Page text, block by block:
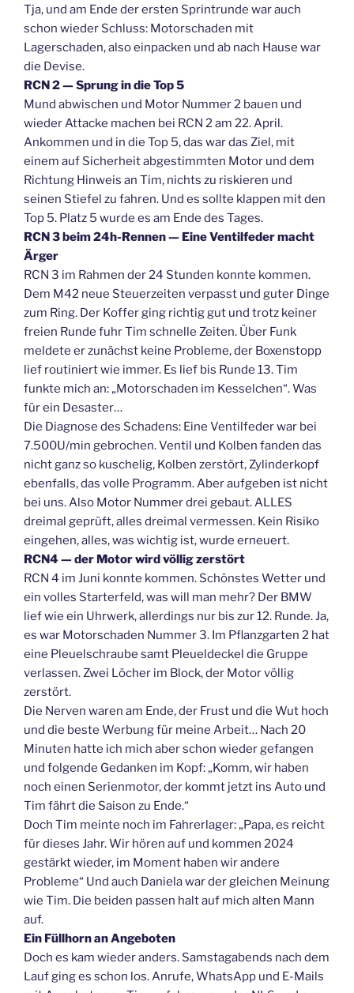
Tja, und am Ende der ersten Sprintrunde war auch
schon wieder Schluss: Motorschaden mit
Lagerschaden, also einpacken und ab nach Hause war
die Devise.
RCN 2 — Sprung in die Top 5
Mund abwischen und Motor Nummer 2 bauen und
wieder Attacke machen bei RCN 2 am 22. April.
Ankommen und in die Top 5, das war das Ziel, mit
einem auf Sicherheit abgestimmten Motor und dem
Richtung Hinweis an Tim, nichts zu riskieren und
seinen Stiefel zu fahren. Und es sollte klappen mit den
Top 5. Platz 5 wurde es am Ende des Tages.
RCN 3 beim 24h-Rennen — Eine Ventilfeder macht
Ärger
RCN 3 im Rahmen der 24 Stunden konnte kommen.
Dem M42 neue Steuerzeiten verpasst und guter Dinge
zum Ring. Der Koffer ging richtig gut und trotz keiner
freien Runde fuhr Tim schnelle Zeiten. Über Funk
meldete er zunächst keine Probleme, der Boxenstopp
lief routiniert wie immer. Es lief bis Runde 13. Tim
funkte mich an: „Motorschaden im Kesselchen“. Was
für ein Desaster…
Die Diagnose des Schadens: Eine Ventilfeder war bei
7.500U/min gebrochen. Ventil und Kolben fanden das
nicht ganz so kuschelig, Kolben zerstört, Zylinderkopf
ebenfalls, das volle Programm. Aber aufgeben ist nicht
bei uns. Also Motor Nummer drei gebaut. ALLES
dreimal geprüft, alles dreimal vermessen. Kein Risiko
eingehen, alles, was wichtig ist, wurde erneuert.
RCN4 — der Motor wird völlig zerstört
RCN 4 im Juni konnte kommen. Schönstes Wetter und
ein volles Starterfeld, was will man mehr? Der BMW
lief wie ein Uhrwerk, allerdings nur bis zur 12. Runde. Ja,
es war Motorschaden Nummer 3. Im Pflanzgarten 2 hat
eine Pleuelschraube samt Pleueldeckel die Gruppe
verlassen. Zwei Löcher im Block, der Motor völlig
zerstört.
Die Nerven waren am Ende, der Frust und die Wut hoch
und die beste Werbung für meine Arbeit… Nach 20
Minuten hatte ich mich aber schon wieder gefangen
und folgende Gedanken im Kopf: „Komm, wir haben
noch einen Serienmotor, der kommt jetzt ins Auto und
Tim fährt die Saison zu Ende.“
Doch Tim meinte noch im Fahrerlager: „Papa, es reicht
für dieses Jahr. Wir hören auf und kommen 2024
gestärkt wieder, im Moment haben wir andere
Probleme“ Und auch Daniela war der gleichen Meinung
wie Tim. Die beiden passen halt auf mich alten Mann
auf.
Ein Füllhorn an Angeboten
Doch es kam wieder anders. Samstagabends nach dem
Lauf ging es schon los. Anrufe, WhatsApp und E-Mails